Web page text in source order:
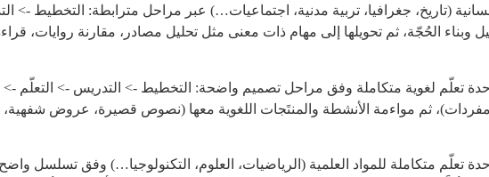
(تاريخ، جغرافيا، تربية مدنية، اجتماعيات…) عبر مراحل مترابطة: التخطيط ->
وبناء الحُجّة، ثم تحويلها إلى مهام ذات معنى مثل تحليل مصادر، مقارنة روايات،
تعلّم لغوية متكاملة وفق مراحل تصميم واضحة: التخطيط -> التدريس -> التعلّم ->
مفردات)، ثم مواءمة الأنشطة والمنتَجات اللغوية معها (نصوص قصيرة، عروض شفهية،
تعلّم متكاملة للمواد العلمية (الرياضيات، العلوم، التكنولوجيا…) وفق تسلسل